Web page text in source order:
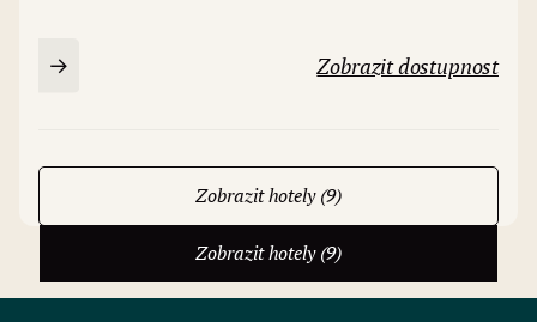
Zobrazit dostupnost
Zobrazit hotely (9)
Zobrazit hotely (9)